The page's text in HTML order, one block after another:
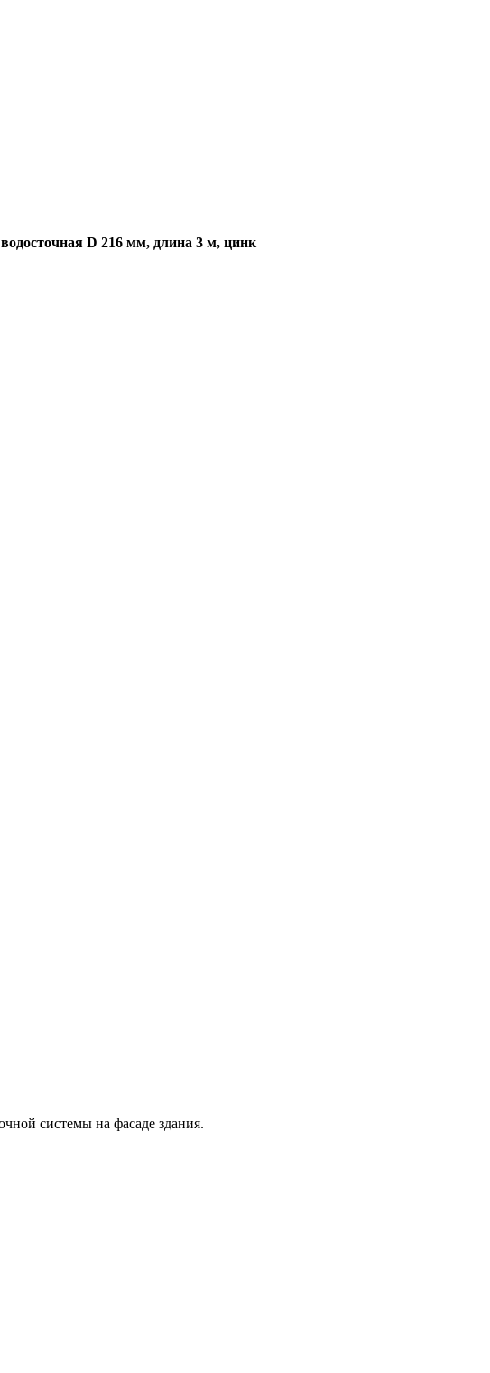
D 216 мм, длина 3 м, цинк
системы на фасаде здания.